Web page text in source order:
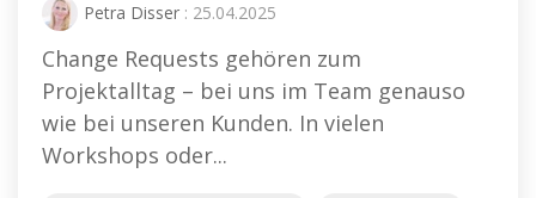
Petra Disser : 25.04.2025
Change Requests gehören zum
Projektalltag – bei uns im Team genauso
wie bei unseren Kunden. In vielen
Workshops oder...